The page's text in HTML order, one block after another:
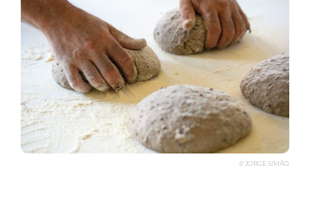
© JORGE SIMÃO